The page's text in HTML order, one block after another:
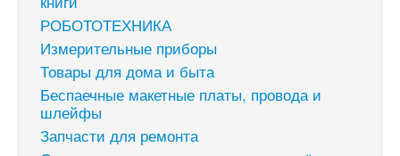
РОБОТОТЕХНИКА
Измерительные приборы
Товары для дома и быта
Беспаечные макетные платы, провода и
шлейфы
Запчасти для ремонта